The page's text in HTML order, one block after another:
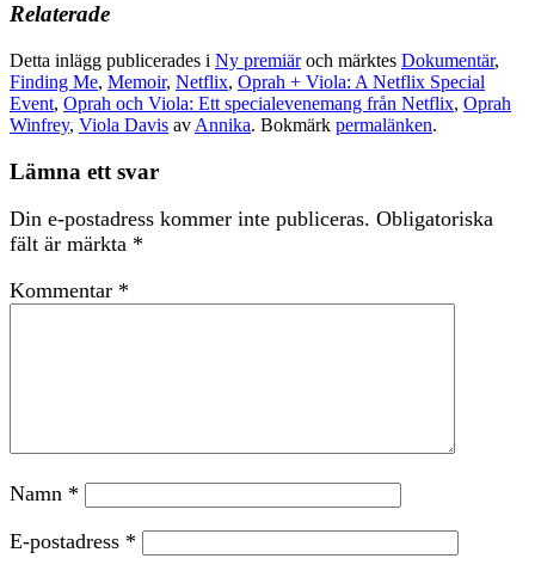
Relaterade
Detta inlägg publicerades i Ny premiäroch märktes Dokumentär,
Finding Me, Memoir, Netflix, Oprah + Viola: A Netflix Special
Event, Oprah och Viola: Ett specialevenemang från Netflix, Oprah
Winfrey, Viola Davis av Annika. Bokmärk permalänken.
Lämna ett svar
Din e-postadress kommer inte publiceras. Obligatoriska
fält är märkta *
Kommentar *
Namn *
E-postadress *